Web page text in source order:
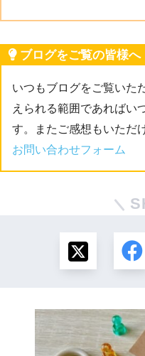
ブログをご覧の皆様へ
いつもブログをご覧いた
えられる範囲であればい
す。またご感想もいただ
お問い合わせフォーム